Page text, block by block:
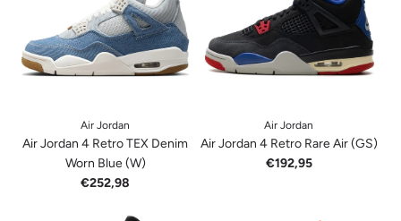
Air Jordan
Air Jordan 4 Retro TEX Denim
Worn Blue (W)
€252,98
Air Jordan
Air Jordan 4 Retro Rare Air (GS)
€192,95